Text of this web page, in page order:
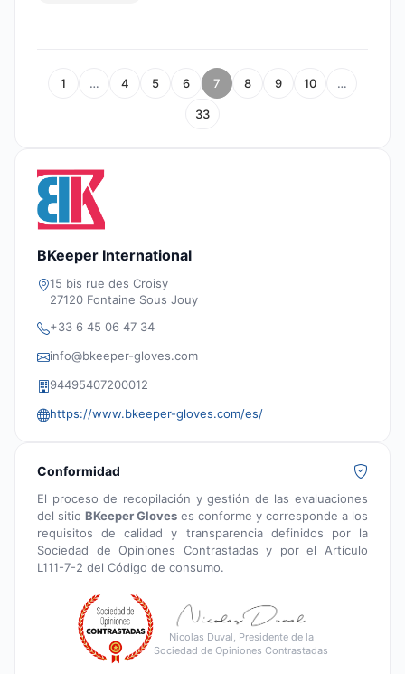
1 … 4 5 6 7 8 9 10 …
33
BKeeper International
15 bis rue des Croisy
27120 Fontaine Sous Jouy
+33 6 45 06 47 34
info@bkeeper-gloves.com
94495407200012
https://www.bkeeper-gloves.com/es/
Conformidad
El proceso de recopilación y gestión de las evaluaciones
del sitio BKeeper Gloves es conforme y corresponde a los
requisitos de calidad y transparencia definidos por la
Sociedad de Opiniones Contrastadas y por el Artículo
L111-7-2 del Código de consumo.
Nicolas Duval, Presidente de la
Sociedad de Opiniones Contrastadas